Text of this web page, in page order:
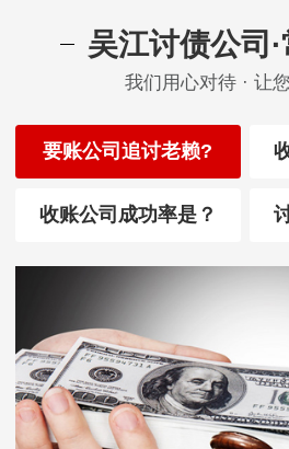
吴江讨债公司
我们用心对待 · 让
要账公司追讨老赖?
收账公司成功率是？